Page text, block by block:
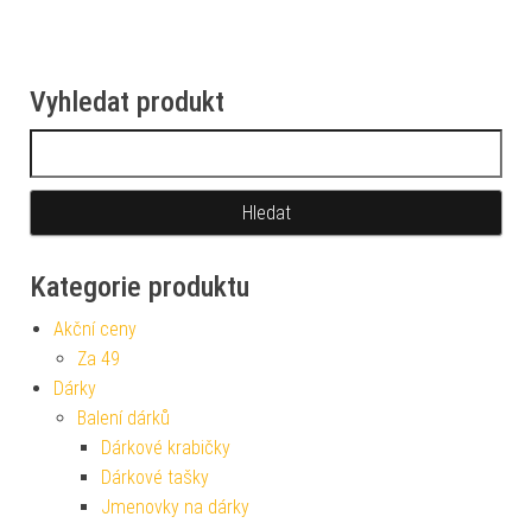
Vyhledat produkt
Kategorie produktu
Akční ceny
Za 49
Dárky
Balení dárků
Dárkové krabičky
Dárkové tašky
Jmenovky na dárky